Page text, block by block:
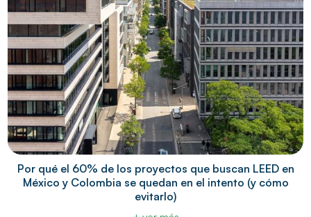
Por qué el 60% de los proyectos que buscan LEED en
México y Colombia se quedan en el intento (y cómo
evitarlo)